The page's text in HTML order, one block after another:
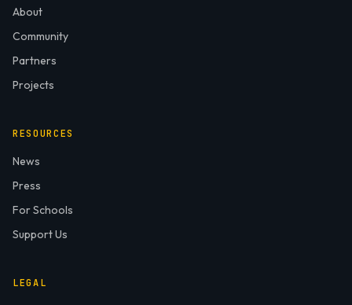
About
Community
Partners
Projects
RESOURCES
News
Press
For Schools
Support Us
LEGAL